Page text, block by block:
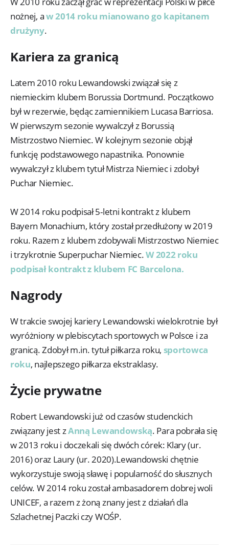
nożnej, aw 2014 roku mianowano go kapitanem
drużyny.
Kariera za granicą
Latem 2010 roku Lewandowski związał się z
niemieckim klubem Borussia Dortmund. Początkowo
był w rezerwie, będąc zamiennikiem Lucasa Barriosa.
W pierwszym sezonie wywalczył z Borussią
Mistrzostwo Niemiec. W kolejnym sezonie objął
funkcję podstawowego napastnika. Ponownie
wywalczył z klubem tytuł Mistrza Niemiec i zdobył
Puchar Niemiec.
W 2014 roku podpisał 5-letni kontrakt z klubem
Bayern Monachium, który został przedłużony w 2019
roku. Razem z klubem zdobywali Mistrzostwo Niemiec
i trzykrotnie Superpuchar Niemiec.W 2022 roku
podpisał kontrakt z klubem FC Barcelona.
Nagrody
W trakcie swojej kariery Lewandowski wielokrotnie był
wyróżniony w plebiscytach sportowych w Polsce i za
granicą. Zdobył m.in. tytuł piłkarza roku, sportowca
roku, najlepszego piłkarza ekstraklasy.
Życie prywatne
Robert Lewandowski już od czasów studenckich
związany jest zAnną Lewandowską. Para pobrała się
w 2013 roku i doczekali się dwóch córek: Klary (ur.
2016) oraz Laury (ur. 2020).Lewandowski chętnie
wykorzystuje swoją sławę i popularność do słusznych
celów. W 2014 roku został ambasadorem dobrej woli
UNICEF, a razem z żoną znany jest z działań dla
Szlachetnej Paczki czy WOŚP.